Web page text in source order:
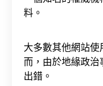
料。
大多數其他網站
而，由於地緣政
出錯。